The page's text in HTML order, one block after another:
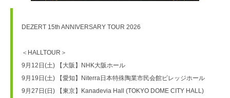
DEZERT 15th ANNIVERSARY TOUR 2026
＜HALLTOUR＞
9月12日(土) 【大阪】NHK大阪ホール
9月19日(土) 【愛知】Niterra日本特殊陶業市民会館ビレッジホール
9月27日(日) 【東京】Kanadevia Hall (TOKYO DOME CITY HALL)